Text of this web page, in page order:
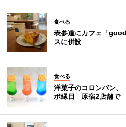
食べる
表参道にカフェ「
スに併設
食べる
洋菓子のコロンバン、
ボ縁日 原宿2店舗で